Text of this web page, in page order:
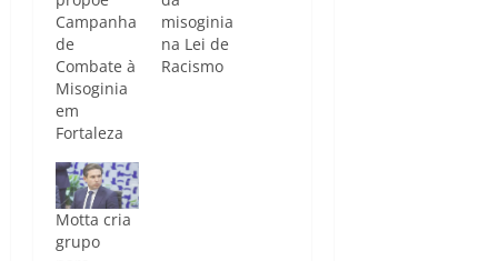
Campanha
de
Combate à
Misoginia
em
Fortaleza
misoginia
na Lei de
Racismo
Motta cria
grupo